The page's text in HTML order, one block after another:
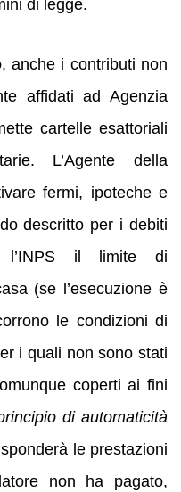
di legge.
, anche i contributi non
affidati ad Agenzia
cartelle esattoriali
L’Agente della
fermi, ipoteche e
descritto per i debiti
l’INPS il limite di
(se l’esecuzione è
le condizioni di
i quali non sono stati
coperti ai fini
di automaticità
le prestazioni
non ha pagato,